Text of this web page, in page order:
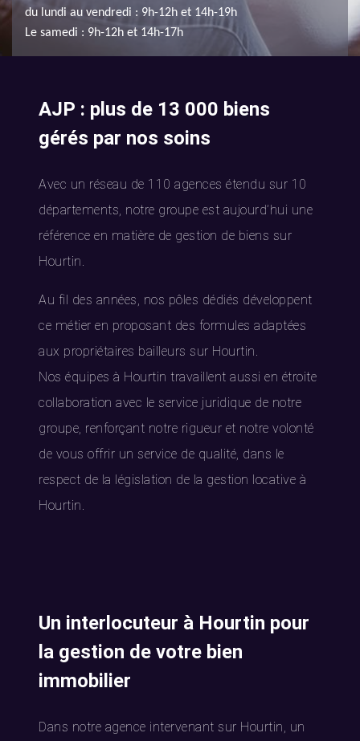
du lundi au vendredi : 9h-12h et 14h-19h
Le samedi : 9h-12h et 14h-17h
AJP : plus de 13 000 biens
gérés par nos soins
Avec un réseau de 110 agences étendu sur 10
départements, notre groupe est aujourd’hui une
référence en matière de gestion de biens sur
Hourtin.
Au fil des années, nos pôles dédiés développent
ce métier en proposant des formules adaptées
aux propriétaires bailleurs sur Hourtin.
Nos équipes à Hourtin travaillent aussi en étroite
collaboration avec le service juridique de notre
groupe, renforçant notre rigueur et notre volonté
de vous offrir un service de qualité, dans le
respect de la législation de la gestion locative à
Hourtin.
Un interlocuteur à Hourtin pour
la gestion de votre bien
immobilier
Dans notre agence intervenant sur Hourtin, un